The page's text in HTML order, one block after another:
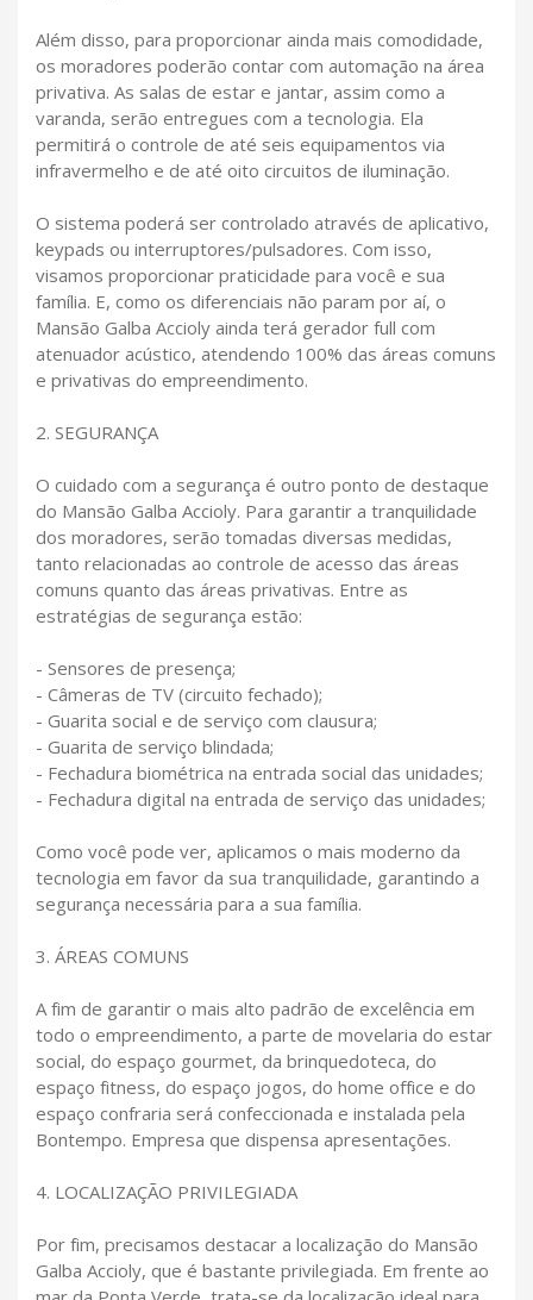
Além disso, para proporcionar ainda mais comodidade,
os moradores poderão contar com automação na área
privativa. As salas de estar e jantar, assim como a
varanda, serão entregues com a tecnologia. Ela
permitirá o controle de até seis equipamentos via
infravermelho e de até oito circuitos de iluminação.
O sistema poderá ser controlado através de aplicativo,
keypads ou interruptores/pulsadores. Com isso,
visamos proporcionar praticidade para você e sua
família. E, como os diferenciais não param por aí, o
Mansão Galba Accioly ainda terá gerador full com
atenuador acústico, atendendo 100% das áreas comuns
e privativas do empreendimento.
2. SEGURANÇA
O cuidado com a segurança é outro ponto de destaque
do Mansão Galba Accioly. Para garantir a tranquilidade
dos moradores, serão tomadas diversas medidas,
tanto relacionadas ao controle de acesso das áreas
comuns quanto das áreas privativas. Entre as
estratégias de segurança estão:
- Sensores de presença;
- Câmeras de TV (circuito fechado);
- Guarita social e de serviço com clausura;
- Guarita de serviço blindada;
- Fechadura biométrica na entrada social das unidades;
- Fechadura digital na entrada de serviço das unidades;
Como você pode ver, aplicamos o mais moderno da
tecnologia em favor da sua tranquilidade, garantindo a
segurança necessária para a sua família.
3. ÁREAS COMUNS
A fim de garantir o mais alto padrão de excelência em
todo o empreendimento, a parte de movelaria do estar
social, do espaço gourmet, da brinquedoteca, do
espaço fitness, do espaço jogos, do home office e do
espaço confraria será confeccionada e instalada pela
Bontempo. Empresa que dispensa apresentações.
4. LOCALIZAÇÃO PRIVILEGIADA
Por fim, precisamos destacar a localização do Mansão
Galba Accioly, que é bastante privilegiada. Em frente ao